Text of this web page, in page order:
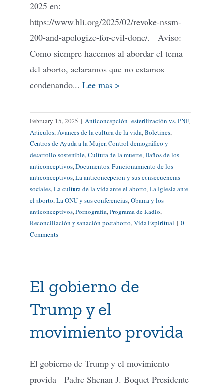
2025 en:
https://www.hli.org/2025/02/revoke-nssm-
200-and-apologize-for-evil-done/. Aviso:
Como siempre hacemos al abordar el tema
del aborto, aclaramos que no estamos
condenando... Lee mas >
February 15, 2025 | Anticoncepción- esterilización vs. PNF,
Articulos, Avances de la cultura de la vida, Boletines,
Centros de Ayuda a la Mujer, Control demográfico y
desarrollo sostenible, Cultura de la muerte, Daños de los
anticonceptivos, Documentos, Funcionamiento de los
anticonceptivos, La anticoncepción y sus consecuencias
sociales, La cultura de la vida ante el aborto, La Iglesia ante
el aborto, La ONU y sus conferencias, Obama y los
anticonceptivos, Pornografía, Programa de Radio,
Reconciliación y sanación postaborto, Vida Espiritual | 0
Comments
El gobierno de
Trump y el
movimiento provida
El gobierno de Trump y el movimiento
provida Padre Shenan J. Boquet Presidente